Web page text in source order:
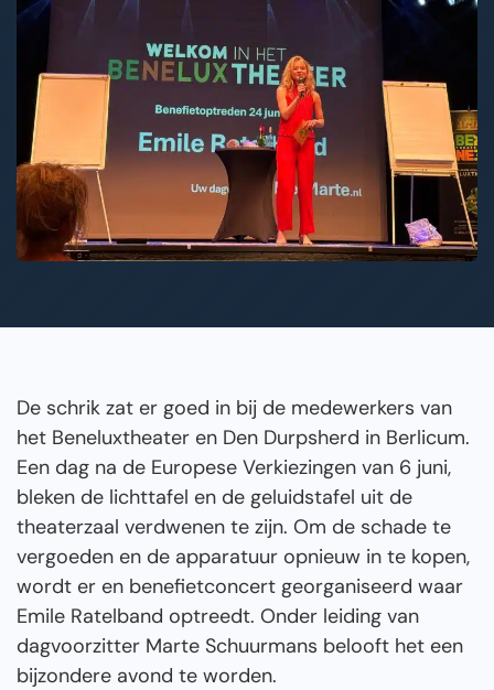
De schrik zat er goed in bij de medewerkers van
het Beneluxtheater en Den Durpsherd in Berlicum.
Een dag na de Europese Verkiezingen van 6 juni,
bleken de lichttafel en de geluidstafel uit de
theaterzaal verdwenen te zijn. Om de schade te
vergoeden en de apparatuur opnieuw in te kopen,
wordt er en benefietconcert georganiseerd waar
Emile Ratelband optreedt. Onder leiding van
dagvoorzitter Marte Schuurmans belooft het een
bijzondere avond te worden.